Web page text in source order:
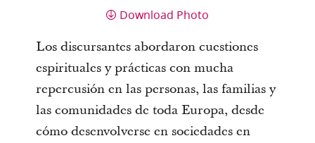
Download Photo
Los discursantes abordaron cuestiones
espirituales y prácticas con mucha
repercusión en las personas, las familias y
las comunidades de toda Europa, desde
cómo desenvolverse en sociedades en